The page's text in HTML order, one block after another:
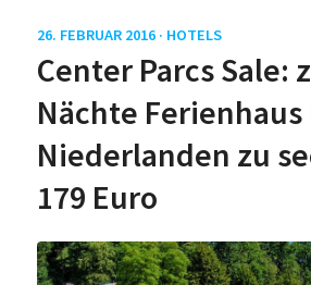
26. FEBRUAR 2016 · HOTELS
Center Parcs Sale:
Nächte
Niederlanden zu
179 Euro